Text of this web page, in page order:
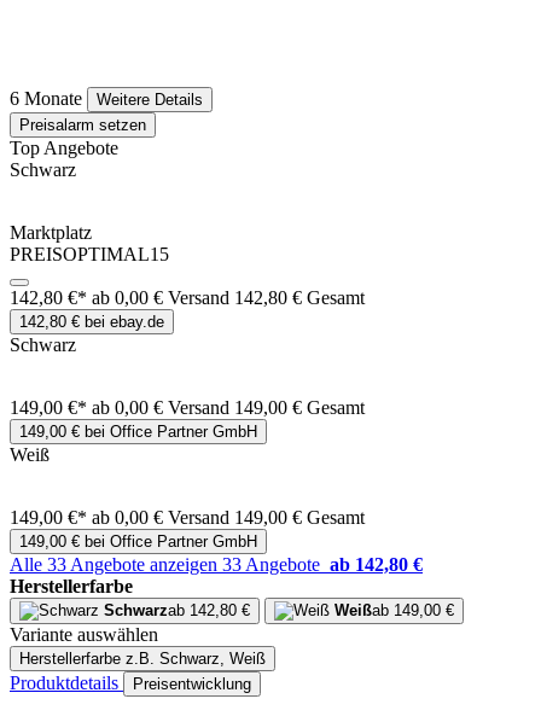
6 Monate
Weitere Details
Preisalarm setzen
Top Angebote
Schwarz
Marktplatz
PREISOPTIMAL15
142,80 €* ab 0,00 € Versand 142,80 € Gesamt
142,80 € bei ebay.de
Schwarz
149,00 €* ab 0,00 € Versand 149,00 € Gesamt
149,00 € bei Office Partner GmbH
Weiß
149,00 €* ab 0,00 € Versand 149,00 € Gesamt
149,00 € bei Office Partner GmbH
Alle 33 Angebote anzeigen 33 Angebote ab 142,80 €
Herstellerfarbe
Schwarzab 142,80 € Weißab 149,00 €
Variante auswählen
Herstellerfarbe z.B. Schwarz, Weiß
Produktdetails Preisentwicklung